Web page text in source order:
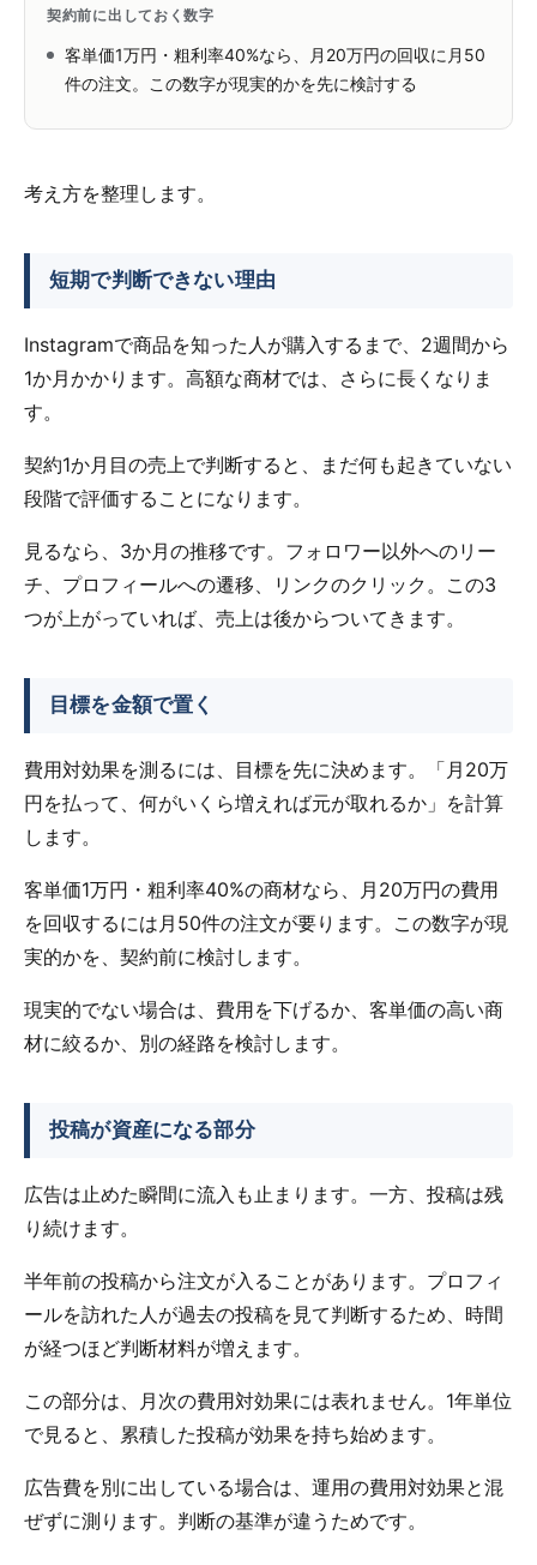
契約前に出しておく数字
客単価1万円・粗利率40%なら、月20万円の回収に月50
件の注文。この数字が現実的かを先に検討する
考え方を整理します。
短期で判断できない理由
Instagramで商品を知った人が購入するまで、2週間から
1か月かかります。高額な商材では、さらに長くなりま
す。
契約1か月目の売上で判断すると、まだ何も起きていない
段階で評価することになります。
見るなら、3か月の推移です。フォロワー以外へのリー
チ、プロフィールへの遷移、リンクのクリック。この3
つが上がっていれば、売上は後からついてきます。
目標を金額で置く
費用対効果を測るには、目標を先に決めます。「月20万
円を払って、何がいくら増えれば元が取れるか」を計算
します。
客単価1万円・粗利率40%の商材なら、月20万円の費用
を回収するには月50件の注文が要ります。この数字が現
実的かを、契約前に検討します。
現実的でない場合は、費用を下げるか、客単価の高い商
材に絞るか、別の経路を検討します。
投稿が資産になる部分
広告は止めた瞬間に流入も止まります。一方、投稿は残
り続けます。
半年前の投稿から注文が入ることがあります。プロフィ
ールを訪れた人が過去の投稿を見て判断するため、時間
が経つほど判断材料が増えます。
この部分は、月次の費用対効果には表れません。1年単位
で見ると、累積した投稿が効果を持ち始めます。
広告費を別に出している場合は、運用の費用対効果と混
ぜずに測ります。判断の基準が違うためです。